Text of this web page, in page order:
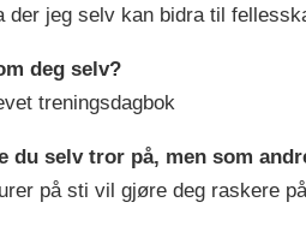
der jeg selv kan bidra til
deg selv?
treningsdagbok
du selv tror på, men som
på sti vil gjøre deg raskere